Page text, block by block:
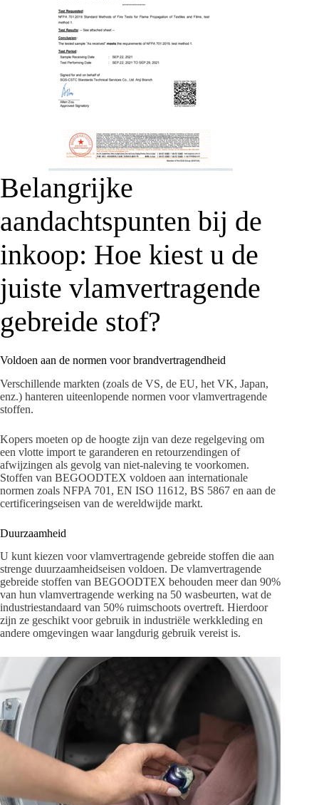
Belangrijke
aandachtspunten bij de
inkoop: Hoe kiest u de
juiste vlamvertragende
gebreide stof?
Voldoen aan de normen voor brandvertragendheid
Verschillende markten (zoals de VS, de EU, het VK, Japan,
enz.) hanteren uiteenlopende normen voor vlamvertragende
stoffen.
Kopers moeten op de hoogte zijn van deze regelgeving om
een ​​vlotte import te garanderen en retourzendingen of
afwijzingen als gevolg van niet-naleving te voorkomen.
Stoffen van BEGOODTEX voldoen aan internationale
normen zoals NFPA 701, EN ISO 11612, BS 5867 en aan de
certificeringseisen van de wereldwijde markt.
Duurzaamheid
U kunt kiezen voor vlamvertragende gebreide stoffen die aan
strenge duurzaamheidseisen voldoen. De vlamvertragende
gebreide stoffen van BEGOODTEX behouden meer dan 90%
van hun vlamvertragende werking na 50 wasbeurten, wat de
industriestandaard van 50% ruimschoots overtreft. Hierdoor
zijn ze geschikt voor gebruik in industriële werkkleding en
andere omgevingen waar langdurig gebruik vereist is.